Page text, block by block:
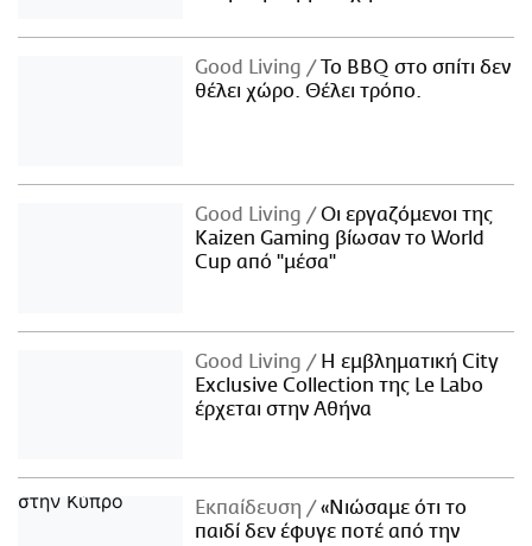
Good Living
Το BBQ στο σπίτι δεν
θέλει χώρο. Θέλει τρόπο.
Good Living
Οι εργαζόμενοι της
Kaizen Gaming βίωσαν το World
Cup από "μέσα"
Good Living
Η εμβληματική City
Exclusive Collection της Le Labo
έρχεται στην Αθήνα
Εκπαίδευση
«Νιώσαμε ότι το
παιδί δεν έφυγε ποτέ από την